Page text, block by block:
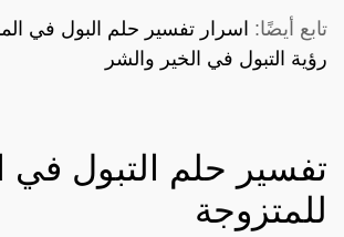
تابع أيضًا: اسرار تفسير حلم البول في
رؤية التبول في الخير والشر
تفسير حلم التبول في
للمتزوجة